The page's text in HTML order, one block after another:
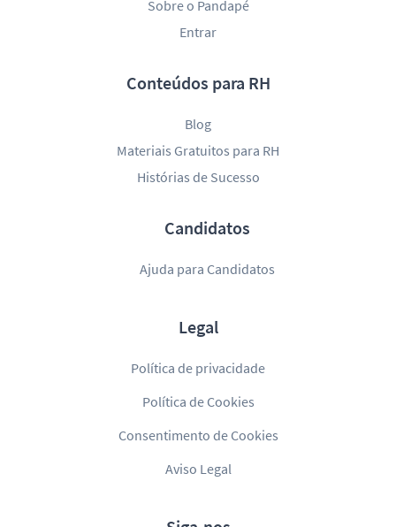
Sobre o Pandapé
Entrar
Conteúdos para RH
Blog
Materiais Gratuitos para RH
Histórias de Sucesso
Candidatos
Ajuda para Candidatos
Legal
Política de privacidade
Política de Cookies
Consentimento de Cookies
Aviso Legal